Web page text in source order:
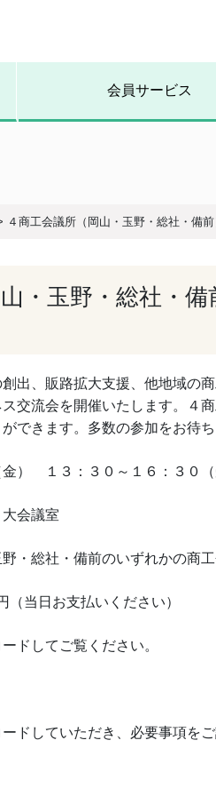
会員サービス
４商工会議所（岡山・玉野・総社・備
・玉野・総社・
出、販路拡大支援、他地域の
交流会を開催いたします。４
できます。多数の参加をお待ち
） １３：３０～１６：３０
会議室
総社・備前のいずれかの商工
お支払いください）
ドしてご覧ください。
ドしていただき、必要事項をご